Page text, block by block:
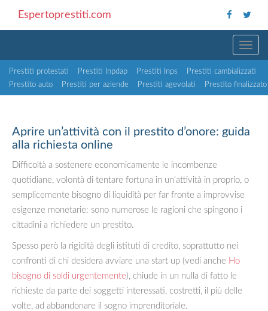
Espertoprestiti.com
Prestiti protestati Prestiti Inpdap Prestiti Inps
Prestiti cambializzati
Prestito auto
Prestiti per aziende Prestiti agevolati Prestito finalizzato
Aprire un’attività con il prestito d’onore: guida
alla richiesta online
Difficoltà a sostenere economicamente le incombenze
quotidiane, volontà di tentare fortuna in un’attività in proprio, o
semplicemente bisogno di liquidità per far fronte a improvvise
esigenze monetarie: sono numerose le ragioni che spingono i
cittadini a richiedere un prestito.
Spesso però la rigidità degli istituti di credito, soprattutto nei
confronti di chi desidera avviare una start up (vedi anche Ho
bisogno di soldi urgentemente), chiude in un nulla di fatto le
richieste da parte dei soggetti interessati, costretti, il più delle
volte, ad abbandonare il sogno imprenditoriale.